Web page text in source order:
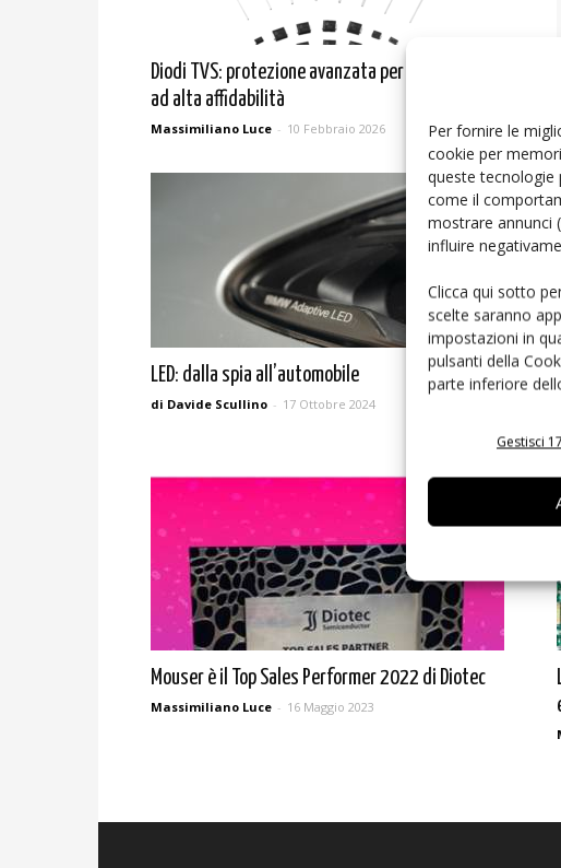
Per fornire le
cookie per
queste tecnologie
come il
mostrare annunci
influire
Clicca qui sotto
scelte saranno
impostazioni in
pulsanti della
parte inferiore
Gestisci
Diodi TVS: protezione avanzata per l’elettronica
ad alta affidabilità
Massimiliano Luce - 10 Febbraio 2026
LED: dalla spia all’automobile
di Davide Scullino - 17 Ottobre 2024
Mouser è il Top Sales Performer 2022 di Diotec
Massimiliano Luce - 16 Maggio 2023